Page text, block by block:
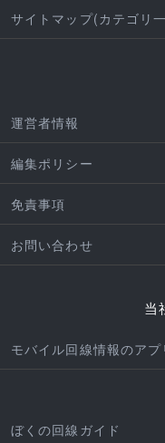
サイトマップ(カテゴリ
運営者情報
編集ポリシー
免責事項
お問い合わせ
当
モバイル回線情報のアプ
ぼくの回線ガイド